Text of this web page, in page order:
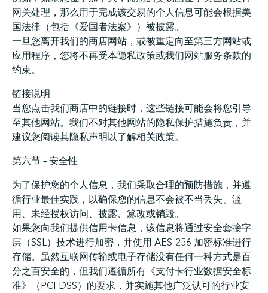
网关处理，那么用于完成该交易的个人信息可能会根据美
国法律（包括《爱国者法案》）被披露。
一旦您离开我们的商店网站，或被重定向至第三方网站或
应用程序，您将不再受本隐私政策或我们网站服务条款的
约束。
链接说明
当您点击我们商店中的链接时，这些链接可能会将您引导
至其他网站。我们不对其他网站的隐私保护措施负责，并
建议您阅读其隐私声明以了解相关政策。
第六节 – 安全性
为了保护您的个人信息，我们采取合理的预防措施，并遵
循行业最佳实践，以确保您的信息不会被不当丢失、滥
用、未经授权访问、披露、篡改或销毁。
如果您向我们提供信用卡信息，该信息将通过安全套接字
层（SSL）技术进行加密，并使用 AES-256 加密标准进行
存储。虽然互联网传输或电子存储没有任何一种方式是百
分之百安全的，但我们遵循所有《支付卡行业数据安全标
准》（PCI-DSS）的要求，并实施其他广泛认可的行业安